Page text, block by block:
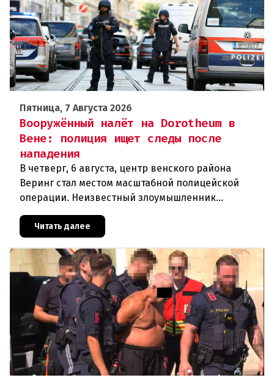
Пятница, 7 Августа 2026
Вооружённый налёт на Dorotheum в
Вене: полиция ищет следы после
нападения
В четверг, 6 августа, центр венского района
Веринг стал местом масштабной полицейской
операции. Неизвестный злоумышленник
совершил вооружённое нападение на филиал
знаменитого аукционного дома Dorotheu
Читать далее